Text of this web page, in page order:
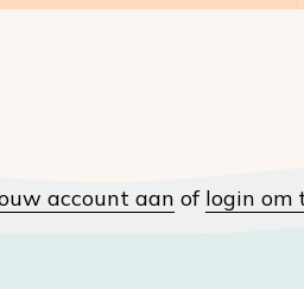
account aan of login om